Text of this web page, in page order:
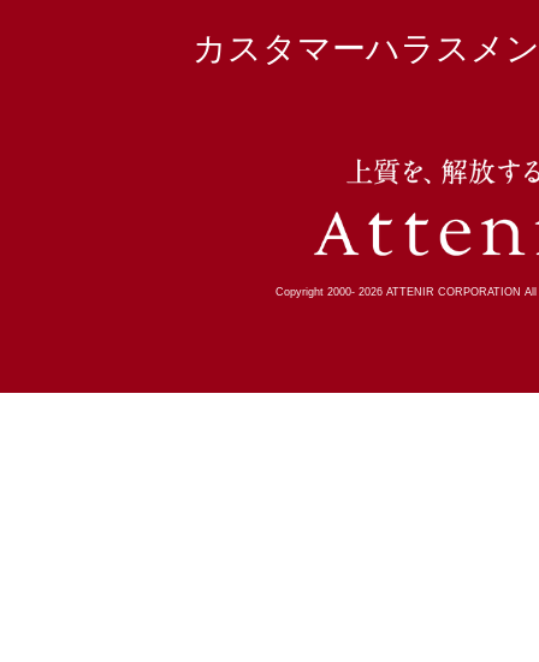
カスタマーハラスメ
Copyright 2000- 2026ATTENIR CORPORATION